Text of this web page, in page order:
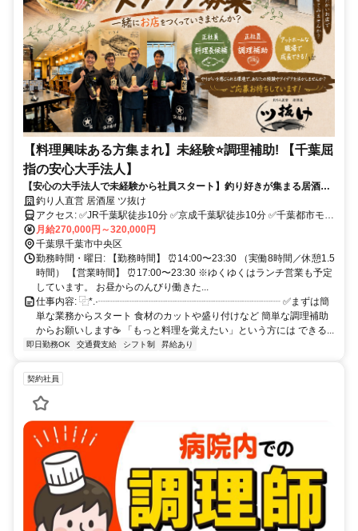
【料理興味ある方集まれ】未経験⭐調理補助! 【千葉屈
指の安心大手法人】
【安心の大手法人で未経験から社員スタート】釣り好きが集まる居酒屋♪
未経験OK！丁寧に教えるので安心◎ アットホームな雰囲気で働きやす
さも抜群。 オシャレ自由✨昇給・昇格・社会保険完備☕まずはお気軽に
ご応募ください♪
釣り人直営 居酒屋 ツ抜け
アクセス: ✅JR千葉駅徒歩10分 ✅京成千葉駅徒歩10分 ✅千葉都市モノ
レール・栄町駅徒歩2分 【ツ抜けはアクセス良好✨】 西千葉駅・稲毛
駅・新検見川駅・幕張駅・幕張本郷駅・津田沼駅・東船橋駅・船橋
駅・西船橋駅・市川駅・本八幡駅方面からラクラク通勤✨ さらに、東
千葉駅・都賀駅・四街道駅・佐倉駅、本千葉駅・蘇我駅・鎌取駅・誉
田駅・大網駅、千葉みなと駅・稲毛海岸駅・検見川浜駅・海浜幕張駅
方面からもアクセス良好⭕ 千葉県内はもちろん、総武線・総武快速
線・内房線・外房線・成田線・京葉線沿線にお住まいの方も通いやす
い立地です☕
月給270,000円～320,000円
千葉県千葉市中央区
勤務時間・曜日: 【勤務時間】 ⏰14:00〜23:30 （実働8時間／休憩1.5
時間） 【営業時間】 ⏰17:00〜23:30 ※ゆくゆくはランチ営業も予定
しています。 お昼からのんびり働きた...
仕事内容: ⿻*.·┈┈┈┈┈┈┈┈┈┈┈┈┈┈┈┈┈┈┈ ✅まずは簡
単な業務からスタート 食材のカットや盛り付けなど 簡単な調理補助
からお願いします☕ 「もっと料理を覚えたい」という方には できる...
即日勤務OK 交通費支給 シフト制 昇給あり
契約社員